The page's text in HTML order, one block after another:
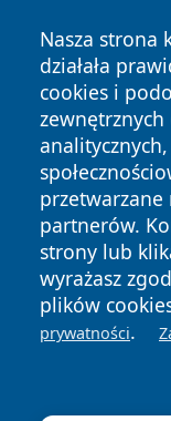
Nasza strona
działała
cookies i
przetwarzane
partnerów.
strony lub
wyrażasz
plików
prywatności.
Copyright © 2026
News Autorzy